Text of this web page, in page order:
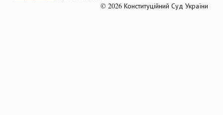
© 2026 Конституційний Суд України